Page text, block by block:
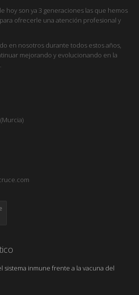
hoy son ya 3 generaciones las que hemos
ofrecerle una atención profesional y
en nosotros durante todos estos años,
mejorando y evolucionando en la
sistema inmune frente a la vacuna del